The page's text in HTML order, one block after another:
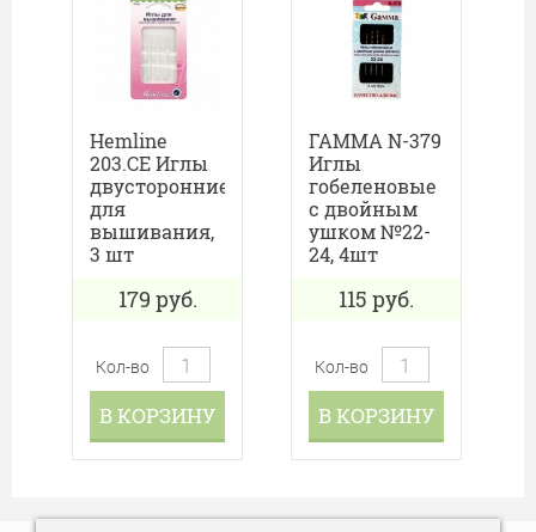
Hemline
203.CE Иглы
двусторонние
для
вышивания,
3 шт
179 руб.
Кол-во
В КОРЗИНУ
ГАММА N-379
Иглы
гобеленовые
с двойным
ушком №22-
24, 4шт
115 руб.
Кол-во
В КОРЗИНУ